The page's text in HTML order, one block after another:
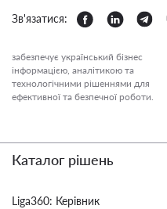
Зв'язатися:
забезпечує український бізнес
інформацією, аналітикою та
технологічними рішеннями для
ефективної та безпечної роботи.
Каталог рішень
Liga360: Керівник